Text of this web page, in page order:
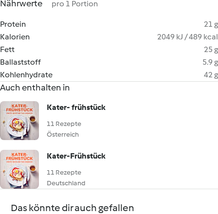
Nährwerte pro 1 Portion
Protein
21 g
Kalorien
2049 kJ / 489 kcal
Fett
25 g
Ballaststoff
5.9 g
Kohlenhydrate
42 g
Auch enthalten in
Kater- frühstück
11 Rezepte
Österreich
Kater-Frühstück
11 Rezepte
Deutschland
Das könnte dir auch gefallen